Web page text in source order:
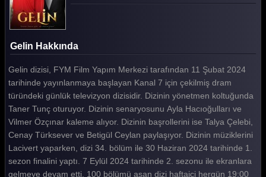
Gelin 396. Bölüm
Gelin 395. Bölüm
Gelin 394. Bölüm
Gelin 393. Bölüm
Gelin 392. Bölüm
Gelin 391. Bölüm
Gelin 390. Bölüm
Gelin 389. Bölüm
Gelin Hakkında
Gelin dizisi, FYM Film Yapım Merkezi tarafından 11 Şubat 2024
tarihinde yayınlanmaya başlayan Kanal 7 için çekilmiş dram
türündeki günlük televizyon dizisidir. Dizinin yönetmen koltuğunda
Taner Tunç oturuyor. Dizinin senaryosunu Ayla Hacıoğulları ve
Vilmer Özçınar kaleme alıyor. Dizinin başrollerini ise Talya Çelebi,
Cenay Türksever ve Betigül Ceylan paylaşıyor. Dizinin müziklerini
Lacivert yaparken, dizi 34. bölüm ile 30 Haziran 2024 tarihinde 1.
sezon finalini yaptı. 7 Eylül 2024 tarihinde 2. sezonu ile ekranlara
gelmeye devam etti. 100 bölümü aşan dizi haftaici hergün 19:00